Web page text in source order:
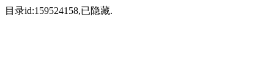
目录id:159524158,已隐藏.